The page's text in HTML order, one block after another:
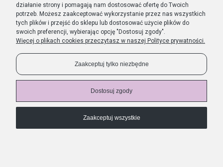
Powiadom o dostępności
PŁATNOŚCI I DOSTAWA
działanie strony i pomagają nam dostosować ofertę do Twoich
potrzeb. Możesz zaakceptować wykorzystanie przez nas wszystkich
tych plików i przejść do sklepu lub dostosować użycie plików do
swoich preferencji, wybierając opcję "Dostosuj zgody".
Więcej o plikach cookies przeczytasz w naszej Polityce prywatności.
Zaakceptuj tylko niezbędne
Dostosuj zgody
Zaakceptuj wszystkie